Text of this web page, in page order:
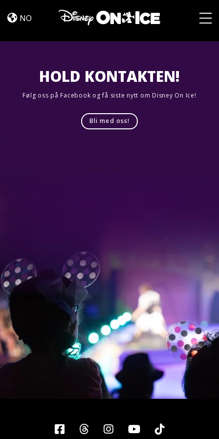
Trip
NO
HOLD KONTAKTEN!
Følg oss på Facebook og få siste nytt om Disney On Ice!
Bli med oss!
Facebook
ThreadsInstagram
YouTubeTiktok